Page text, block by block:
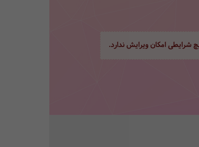
شرایطی امکان ویرایش ندارد.